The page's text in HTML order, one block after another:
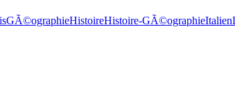
GÃ©ographieHistoireHistoire-GÃ©ographieItalien